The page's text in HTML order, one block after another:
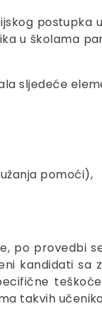
postupka
u školama
sljedeće
pomoći),
po provedbi
kandidati sa
takvih